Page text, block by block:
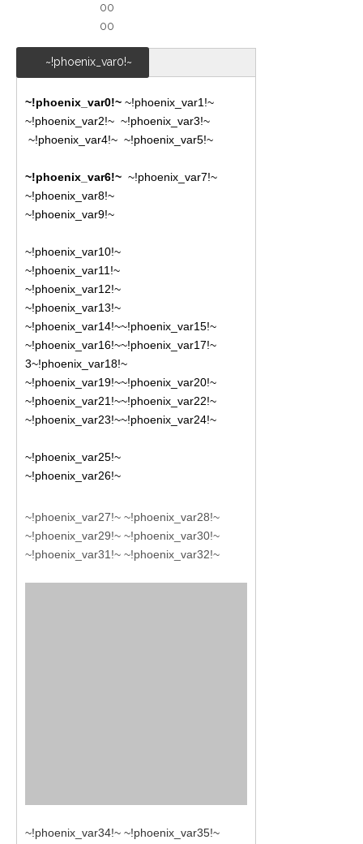
00
00
~!phoenix_var0!~
~!phoenix_var0!~ ~!phoenix_var1!~
~!phoenix_var2!~ ~!phoenix_var3!~
~!phoenix_var4!~ ~!phoenix_var5!~
~!phoenix_var6!~ ~!phoenix_var7!~
~!phoenix_var8!~
~!phoenix_var9!~
~!phoenix_var10!~
~!phoenix_var11!~
~!phoenix_var12!~
~!phoenix_var13!~
~!phoenix_var14!~~!phoenix_var15!~
~!phoenix_var16!~~!phoenix_var17!~
3~!phoenix_var18!~
~!phoenix_var19!~~!phoenix_var20!~
~!phoenix_var21!~~!phoenix_var22!~
~!phoenix_var23!~~!phoenix_var24!~
~!phoenix_var25!~
~!phoenix_var26!~
~!phoenix_var27!~ ~!phoenix_var28!~
~!phoenix_var29!~ ~!phoenix_var30!~
~!phoenix_var31!~ ~!phoenix_var32!~
~!phoenix_var34!~ ~!phoenix_var35!~